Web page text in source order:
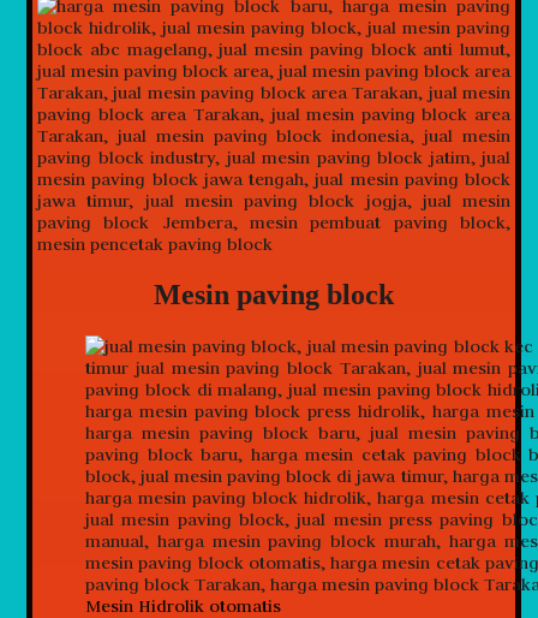
Mesin paving block
Mesin Hidrolik otomatis